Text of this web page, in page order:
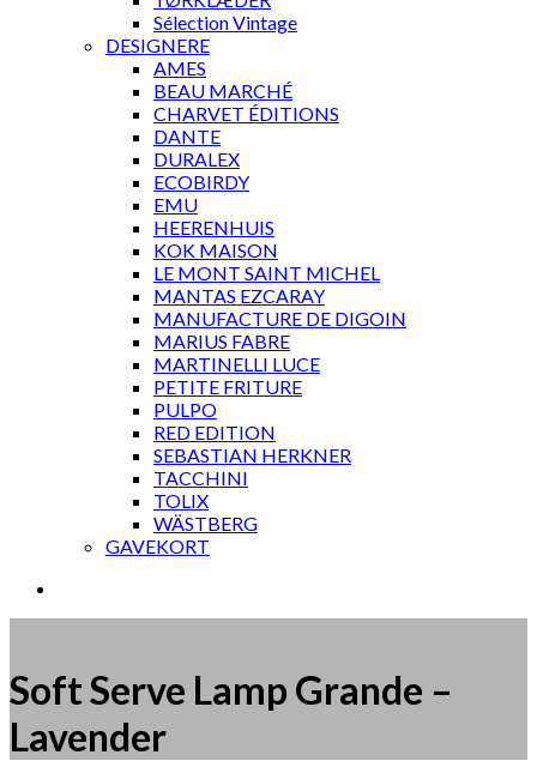
Sélection Vintage
DESIGNERE
AMES
BEAU MARCHÉ
CHARVET ÉDITIONS
DANTE
DURALEX
ECOBIRDY
EMU
HEERENHUIS
KOK MAISON
LE MONT SAINT MICHEL
MANTAS EZCARAY
MANUFACTURE DE DIGOIN
MARIUS FABRE
MARTINELLI LUCE
PETITE FRITURE
PULPO
RED EDITION
SEBASTIAN HERKNER
TACCHINI
TOLIX
WÄSTBERG
GAVEKORT
Soft Serve Lamp Grande –
Lavender